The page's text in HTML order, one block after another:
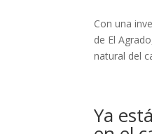
Con una
de El
natural del
Ya